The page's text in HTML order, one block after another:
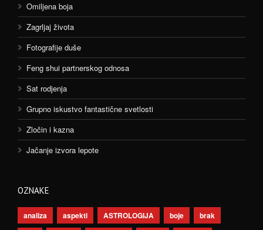
Omiljena boja
Zagrljaj života
Fotografije duše
Feng shui partnerskog odnosa
Sat rodjenja
Grupno iskustvo fantastične svetlosti
Zločin i kazna
Jačanje izvora lepote
OZNAKE
analiza aspekti ASTROLOGIJA boje
brak